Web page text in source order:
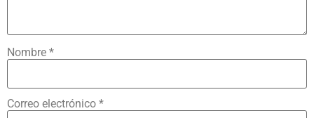
Nombre *
Correo electrónico *